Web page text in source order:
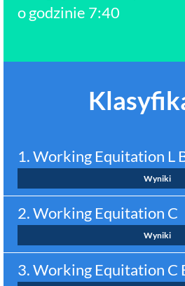
o godzinie 7:40
1. Working Equitation L
Wyniki
2. Working Equitation C
Wyniki
3. Working Equitation C